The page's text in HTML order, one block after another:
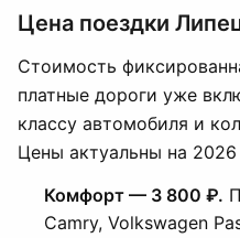
Цена поездки
Стоимость
платные дороги уже
классу автомобиля и
Цены актуальны на 2026
Комфорт — 3 800 ₽.
Camry, Volkswagen